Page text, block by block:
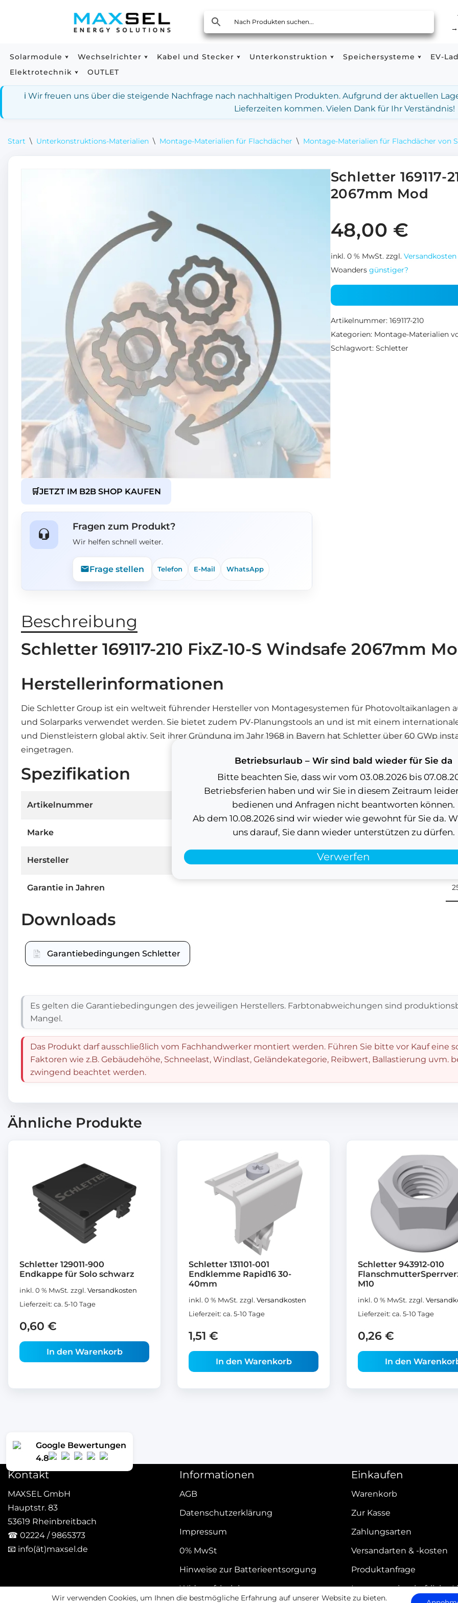
Betriebsurlaub – Wir sind bald wieder für Sie da
Bitte beachten Sie, dass wir vom 03.08.2026 bis
Betriebsferien haben und wir Sie in diesem Zeitraum
bedienen und Anfragen nicht beantworten können.
Ab dem 10.08.2026 sind wir wieder wie gewohnt für Sie da.
uns darauf, Sie dann wieder unterstützen zu dürfen.
Verwerfen
springen
Google Bewertungen
4.8
Solarmodule Wechselrichter Kabel und Stecker Unterkonstruktion Speichersysteme
EV-
Elektrotechnik
OUTLET
ℹ️ Wir freuen uns über die steigende Nachfrage nach nachhaltigen Produkten. Aufgrund der aktuellen
Lieferzeiten kommen. Vielen Dank für Ihr Verständnis!
Start \ Unterkonstruktions-Materialien \ Montage-Materialien für Flachdächer \ Montage-Materialien für Flachdächer von
🛒JETZT IM B2B SHOP KAUFEN
Fragen zum Produkt?
Wir helfen schnell weiter.
Frage stellen Telefon E-Mail WhatsApp
Schletter 169117-
2067mm Mod
48,00 €
inkl. 0 % MwSt. zzgl. Versandkosten
Woanders günstiger?
Artikelnummer: 169117-210
Kategorien: Montage-Materialien
Schlagwort: Schletter
Beschreibung
Schletter 169117-210 FixZ-10-S Windsafe 2067mm
Herstellerinformationen
Die Schletter Group ist ein weltweit führender Hersteller von Montagesystemen für Photovoltaikanlagen
und Solarparks verwendet werden. Sie bietet zudem PV-Planungstools an und ist mit einem
und Dienstleistern global aktiv. Seit ihrer Gründung im Jahr 1968 in Bayern hat Schletter über 60 GWp
eingetragen.
Spezifikation
Artikelnummer
Marke
Hersteller
Garantie in Jahren
Downloads
Garantiebedingungen Schletter
Es gelten die Garantiebedingungen des jeweiligen Herstellers. Farbtonabweichungen sind
Mangel.
Das Produkt darf ausschließlich vom Fachhandwerker montiert werden. Führen Sie bitte vor Kauf eine
Faktoren wie z.B. Gebäudehöhe, Schneelast, Windlast, Geländekategorie, Reibwert, Ballastierung
zwingend beachtet werden.
Ähnliche Produkte
Schletter 129011-900
Endkappe für Solo schwarz
inkl. 0 % MwSt. zzgl. Versandkosten
Lieferzeit: ca. 5-10 Tage
0,60 €
In den Warenkorb
Schletter 131101-001
Endklemme Rapid16 30-
40mm
inkl. 0 % MwSt. zzgl. Versandkosten
Lieferzeit: ca. 5-10 Tage
1,51 €
In den Warenkorb
Schletter 943912-010
M10
inkl. 0 % MwSt. zzgl.
Lieferzeit: ca. 5-10 Tage
0,26 €
In den
Kontakt
MAXSEL GmbH
Hauptstr. 83
53619 Rheinbreitbach
☎ 02224 / 9865373
📧 info(ät)maxsel.de
Informationen
AGB
Datenschutzerklärung
Impressum
0% MwSt
Hinweise zur Batterieentsorgung
Widerrufsbelehrung
Einkaufen
Warenkorb
Zur Kasse
Zahlungsarten
Versandarten & -kosten
Produktanfrage
Innergemeinschaftliche
Wir verwenden Cookies, um Ihnen die bestmögliche Erfahrung auf unserer Website zu bieten.